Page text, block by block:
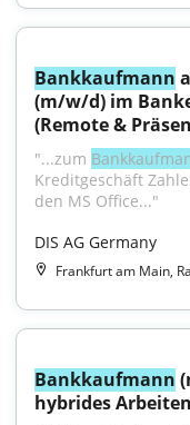
Bankkaufmann
(m/w/d) im
(Remote &
"...zum
Kreditgeschäft
den MS Office..."
DIS AG Germany
Frankfurt am Main,
Bankkaufmann
hybrides